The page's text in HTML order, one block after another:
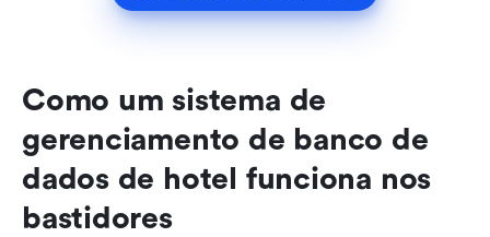
Como um sistema de
gerenciamento de banco de
dados de hotel funciona nos
bastidores